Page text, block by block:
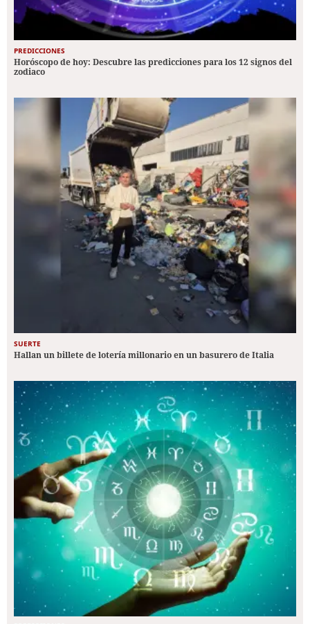
PREDICCIONES
Horóscopo de hoy: Descubre las predicciones para los 12 signos del
zodiaco
SUERTE
Hallan un billete de lotería millonario en un basurero de Italia